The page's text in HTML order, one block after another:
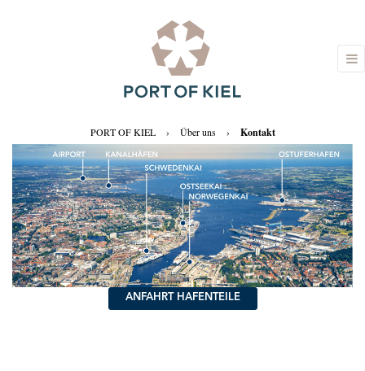
PORT OF KIEL › Über uns › Kontakt
ANFAHRT HAFENTEILE